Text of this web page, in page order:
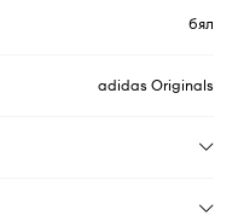
бял
adidas Originals